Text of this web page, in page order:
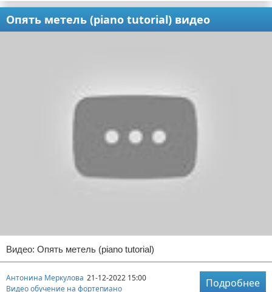
Опять метель (piano tutorial) видео
Видео: Опять метель (piano tutorial)
Антонина Меркулова 21-12-2022 15:00
Видео обучение на фортепиано
Подробнее